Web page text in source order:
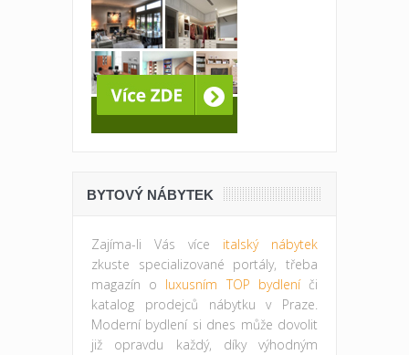
BYTOVÝ NÁBYTEK
Zajíma-li Vás více italský nábytek
zkuste specializované portály, třeba
magazín o luxusním TOP bydleníči
katalog prodejců nábytku v Praze.
Moderní bydlení si dnes může dovolit
již opravdu každý, díky výhodným